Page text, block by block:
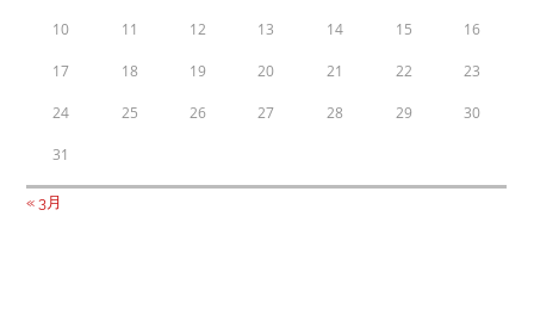
10 11 12 13 14 15 16
17 18 19 20 21 22 23
24 25 26 27 28 29 30
31
« 3月